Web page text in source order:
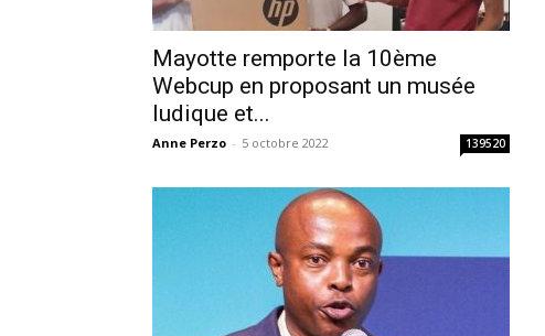
Mayotte remporte la 10ème
Webcup en proposant un musée
ludique et...
Anne Perzo - 5 octobre 2022 139520